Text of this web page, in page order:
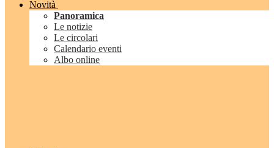
Novità
Panoramica
Le notizie
Le circolari
Calendario eventi
Albo online